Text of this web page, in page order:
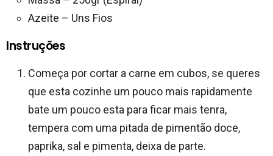
Azeite – Uns Fios
Instruções
Começa por cortar a carne em cubos, se queres
que esta cozinhe um pouco mais rapidamente
bate um pouco esta para ficar mais tenra,
tempera com uma pitada de pimentão doce,
paprika, sal e pimenta, deixa de parte.